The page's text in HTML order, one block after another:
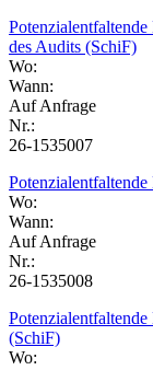
des Audits (SchiF)
Wo:
Wann:
Auf Anfrage
Nr.:
26-1535007
Wo:
Wann:
Auf Anfrage
Nr.:
26-1535008
(SchiF)
Wo: